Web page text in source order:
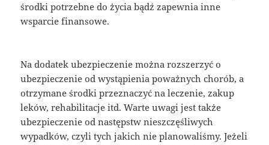
środki potrzebne do życia bądź zapewnia inne
wsparcie finansowe.
Na dodatek ubezpieczenie można rozszerzyć o
ubezpieczenie od wystąpienia poważnych chorób, a
otrzymane środki przeznaczyć na leczenie, zakup
leków, rehabilitacje itd. Warte uwagi jest także
ubezpieczenie od następstw nieszczęśliwych
wypadków, czyli tych jakich nie planowaliśmy. Jeżeli